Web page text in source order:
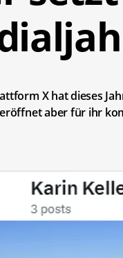
X hat dieses
aber für ihr